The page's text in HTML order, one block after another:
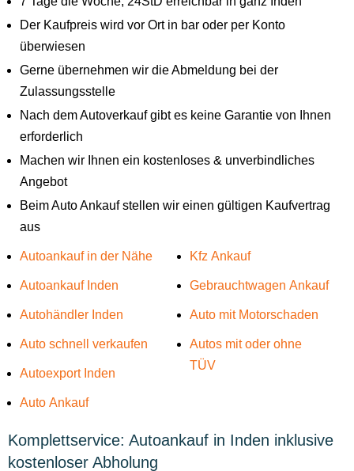
Der Kaufpreis wird vor Ort in bar oder per Konto
überwiesen
Gerne übernehmen wir die Abmeldung bei der
Zulassungsstelle
Nach dem Autoverkauf gibt es keine Garantie von Ihnen
erforderlich
Machen wir Ihnen ein kostenloses & unverbindliches
Angebot
Beim Auto Ankauf stellen wir einen gültigen Kaufvertrag
aus
Autoankauf in der Nähe
Autoankauf Inden
Autohändler Inden
Auto schnell verkaufen
Autoexport Inden
Auto Ankauf
Kfz Ankauf
Gebrauchtwagen Ankauf
Auto mit Motorschaden
Autos mit oder ohne
TÜV
Komplettservice: Autoankauf in Inden inklusive
kostenloser Abholung